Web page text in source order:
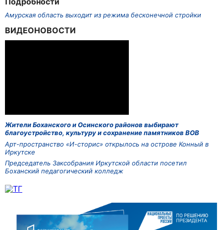
Амурская область выходит из режима бесконечной стройки
ВИДЕОНОВОСТИ
Жители Боханского и Осинского районов выбирают
благоустройство, культуру и сохранение памятников ВОВ
Арт-пространство «И-сторис» открылось на острове Конный в
Иркутске
Председатель Заксобрания Иркутской области посетил
Боханский педагогический колледж